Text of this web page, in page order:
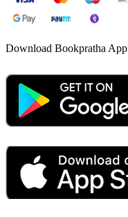
Download Bookpratha App